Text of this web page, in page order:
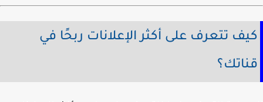
تتعرف على أكثر الإعلانات ربحًا في